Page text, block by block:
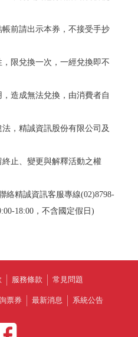
前請出示本券，不接受手抄
限兌換一次，一經兌換即不
造成無法兌換，由消費者自
，精誠資訊股份有限公司及
止、變更與解釋活動之權
絡精誠資訊客服專線(02)8798-
18:00，不含國定假日)
服務條款 常見問題
票券 最新消息 系統公告